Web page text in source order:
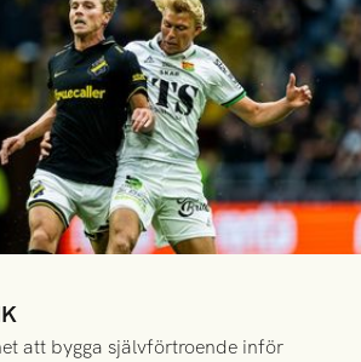
att bygga självförtroende inför